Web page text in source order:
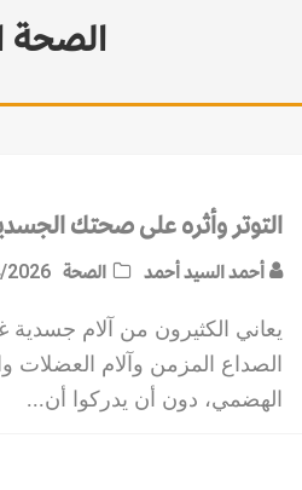
الصحة
التوتر وأثره على صحتك
أحمد السيد أحمد الصحة 2026
يعاني الكثيرون من آلام جسدية
الصداع المزمن وآلام العضلات
الهضمي، دون أن يدركوا أن...